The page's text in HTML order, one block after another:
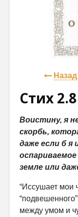
Назад
Стих 2.8
Воистину, я
скорбь,
даже если б я
земле или
“Иссушает мои
между умом и